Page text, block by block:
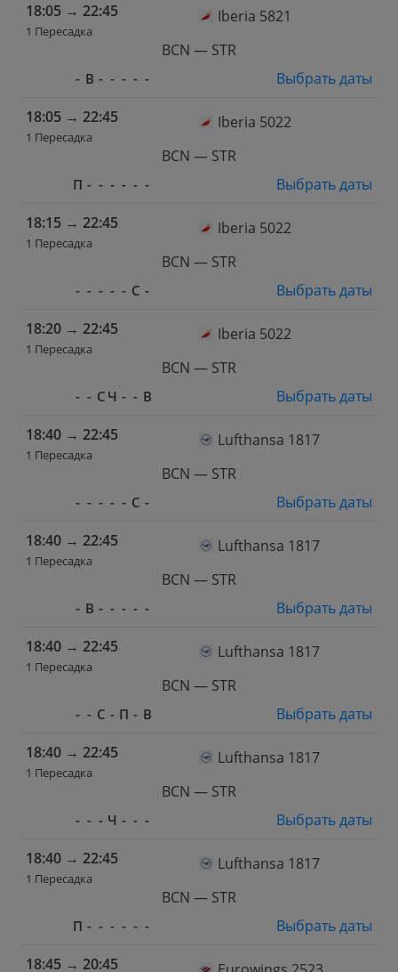
18:05 → 22:45
1 Пересадка
Iberia 5821
BCN — STR
- В - - - - -
Выбрать даты
18:05 → 22:45
1 Пересадка
Iberia 5022
BCN — STR
П - - - - - -
Выбрать даты
18:15 → 22:45
1 Пересадка
Iberia 5022
BCN — STR
- - - - - С -
Выбрать даты
18:20 → 22:45
1 Пересадка
Iberia 5022
BCN — STR
- - С Ч - - В
Выбрать даты
18:40 → 22:45
1 Пересадка
Lufthansa 1817
BCN — STR
- - - - - С -
Выбрать даты
18:40 → 22:45
1 Пересадка
Lufthansa 1817
BCN — STR
- В - - - - -
Выбрать даты
18:40 → 22:45
1 Пересадка
Lufthansa 1817
BCN — STR
- - С - П - В
Выбрать даты
18:40 → 22:45
1 Пересадка
Lufthansa 1817
BCN — STR
- - - Ч - - -
Выбрать даты
18:40 → 22:45
1 Пересадка
Lufthansa 1817
BCN — STR
П - - - - - -
Выбрать даты
18:45 → 20:45